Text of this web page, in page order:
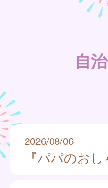
自
2026/08/06
『パパのお